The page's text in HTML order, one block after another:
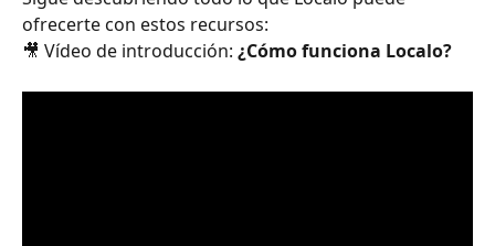
ofrecerte con estos recursos:
🎥 Vídeo de introducción: ¿Cómo funciona Localo?